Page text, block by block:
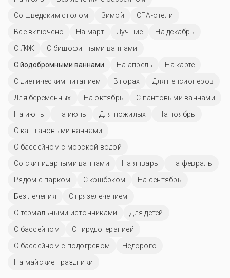
Со шведским столом
Зимой
СПА-отели
Всё включено
На март Лучшие
На декабрь
С ЛФК
С бишофитными ваннами
С йодобромными ваннами
На апрель
На карте
С диетическим питанием
В горах
Для пенсионеров
Для беременных
На октябрь
С пантовыми ваннами
На июнь
На июнь Для пожилых
На ноябрь
С каштановыми ваннами
С бассейном с морской водой
Со скипидарными ваннами
На январь
На февраль
Рядом с парком
С кэшбэком
На сентябрь
Без лечения
С грязелечением
С термальными источниками
Для детей
C бассейном
С гирудотерапией
С бассейном с подогревом
Недорого
На майские праздники